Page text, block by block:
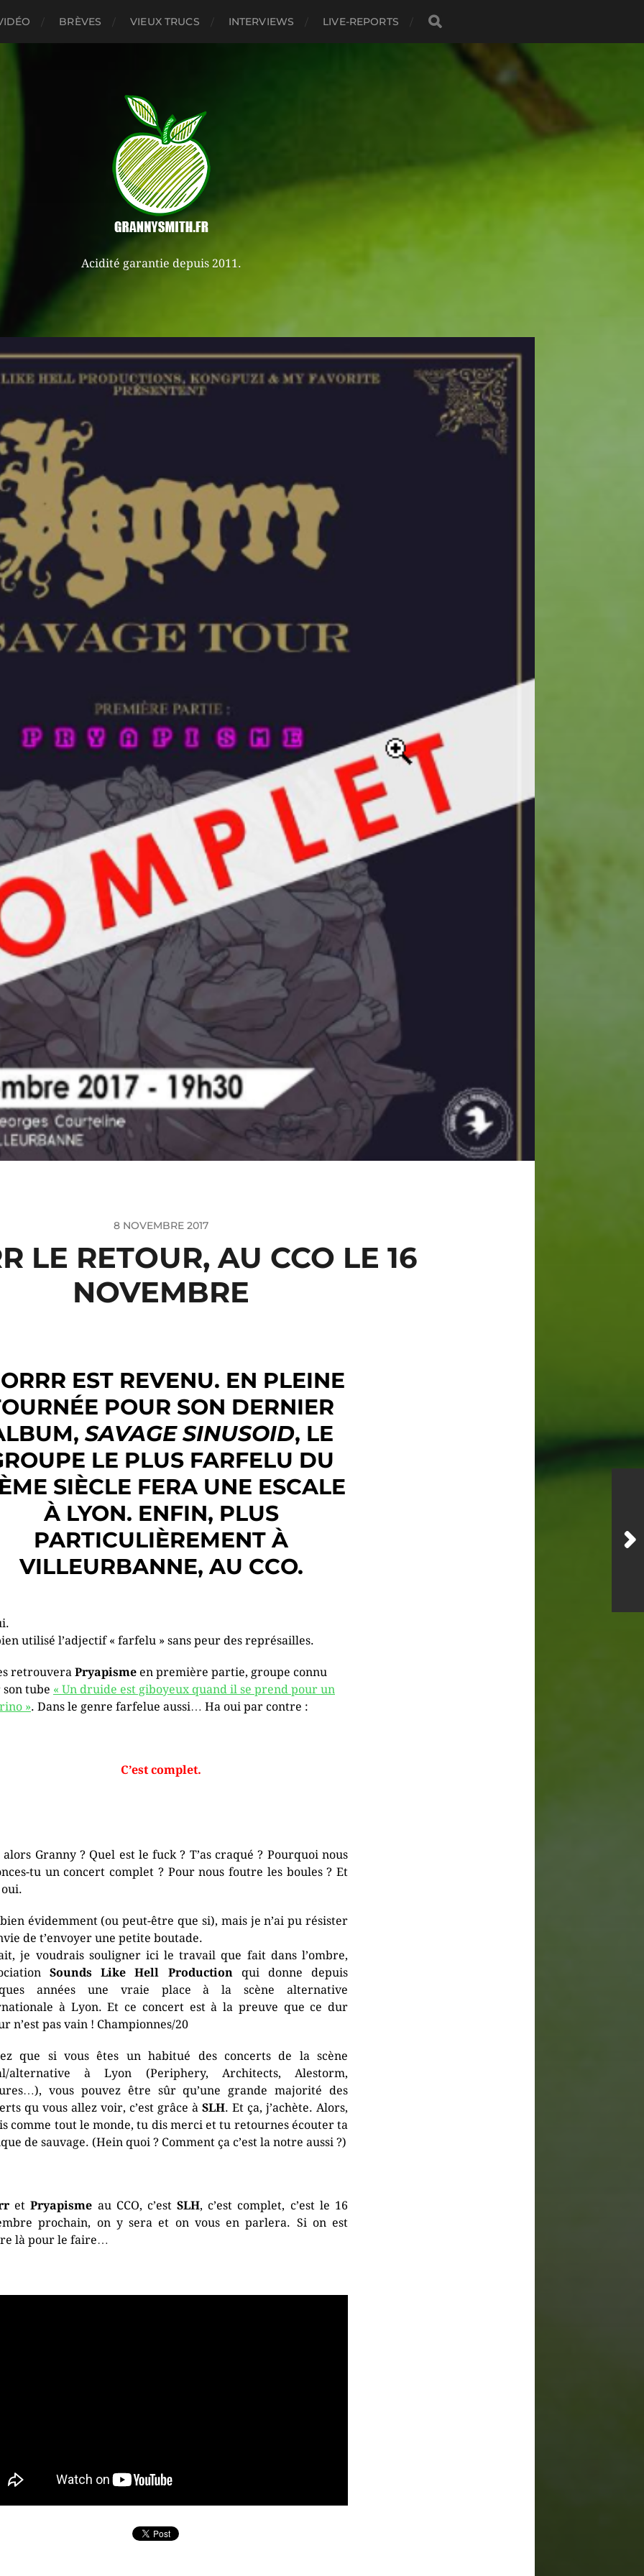
BRÈVES VIEUX TRUCS INTERVIEWS LIVE-REPORTS
Acidité garantie depuis 2011.
8 NOVEMBRE 2017
LE RETOUR, AU CCO LE 16
NOVEMBRE
EST REVENU. EN PLEINE
POUR SON DERNIER
SAVAGE SINUSOID, LE
LE PLUS FARFELU DU
SIÈCLE FERA UNE ESCALE
À LYON. ENFIN, PLUS
PARTICULIÈREMENT À
VILLEURBANNE, AU CCO.
utilisé l’adjectif « farfelu » sans peur des représailles.
retrouvera Pryapisme en première partie, groupe connu
tube « Un druide est giboyeux quand il se prend pour un
». Dans le genre farfelue aussi… Ha oui par contre :
C’est complet.
alors Granny ? Quel est le fuck ? T’as craqué ? Pourquoi nous
tu un concert complet ? Pour nous foutre les boules ? Et
évidemment (ou peut-être que si), mais je n’ai pu résister
de t’envoyer une petite boutade.
je voudrais souligner ici le travail que fait dans l’ombre,
Sounds Like Hell Productionqui donne depuis
années une vraie place à la scène alternative
à Lyon. Et ce concert est à la preuve que ce dur
n’est pas vain ! Championnes/20
que si vous êtes un habitué des concerts de la scène
alternative à Lyon (Periphery, Architects, Alestorm,
vous pouvez être sûr qu’une grande majorité des
qu vous allez voir, c’est grâce à SLH. Et ça, j’achète. Alors,
comme tout le monde, tu dis merci et tu retournes écouter ta
de sauvage. (Hein quoi ? Comment ça c’est la notre aussi ?)
etPryapisme au CCO, c’estSLH, c’est complet, c’est le 16
prochain, on y sera et on vous en parlera. Si on est
là pour le faire…